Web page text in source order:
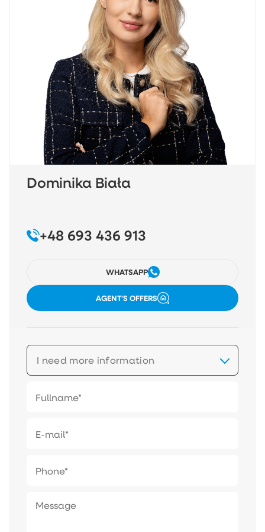
Dominika Biała
+48 693 436 913
WHATSAPP
AGENT'S OFFERS
I need more information